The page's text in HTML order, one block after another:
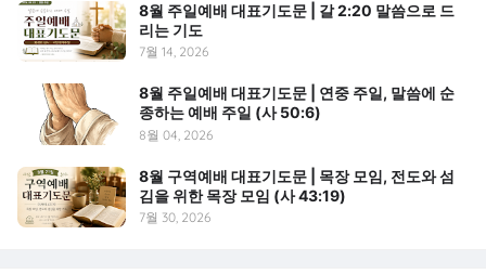
8월 주일예배 대표기도문 | 갈 2:20 말씀으로 드
리는 기도
7월 14, 2026
8월 주일예배 대표기도문 | 연중 주일, 말씀에 순
종하는 예배 주일 (사 50:6)
8월 04, 2026
8월 구역예배 대표기도문 | 목장 모임, 전도와 섬
김을 위한 목장 모임 (사 43:19)
7월 30, 2026